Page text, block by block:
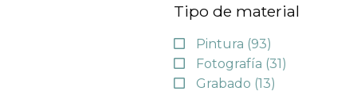
Tipo de material
Pintura (93)
Fotografía (31)
Grabado (13)